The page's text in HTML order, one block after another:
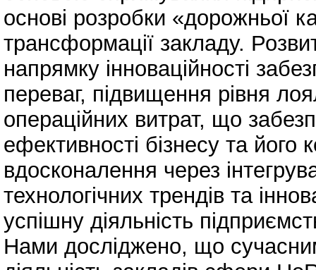
основі розробки «дорожньої
трансформації закладу.
напрямку інноваційності
переваг, підвищення рівня
операційних витрат, що
ефективності бізнесу та його
вдосконалення через
технологічних трендів та
успішну діяльність
Нами досліджено, що